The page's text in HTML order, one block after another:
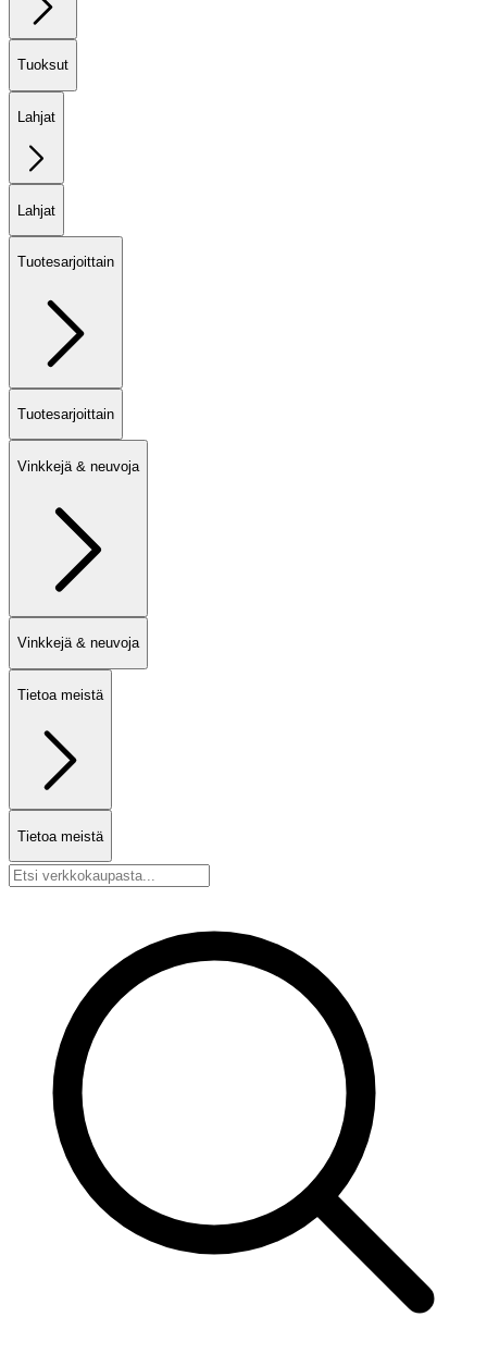
Tuoksut
Lahjat
Lahjat
Tuotesarjoittain
Tuotesarjoittain
Vinkkejä & neuvoja
Vinkkejä & neuvoja
Tietoa meistä
Tietoa meistä